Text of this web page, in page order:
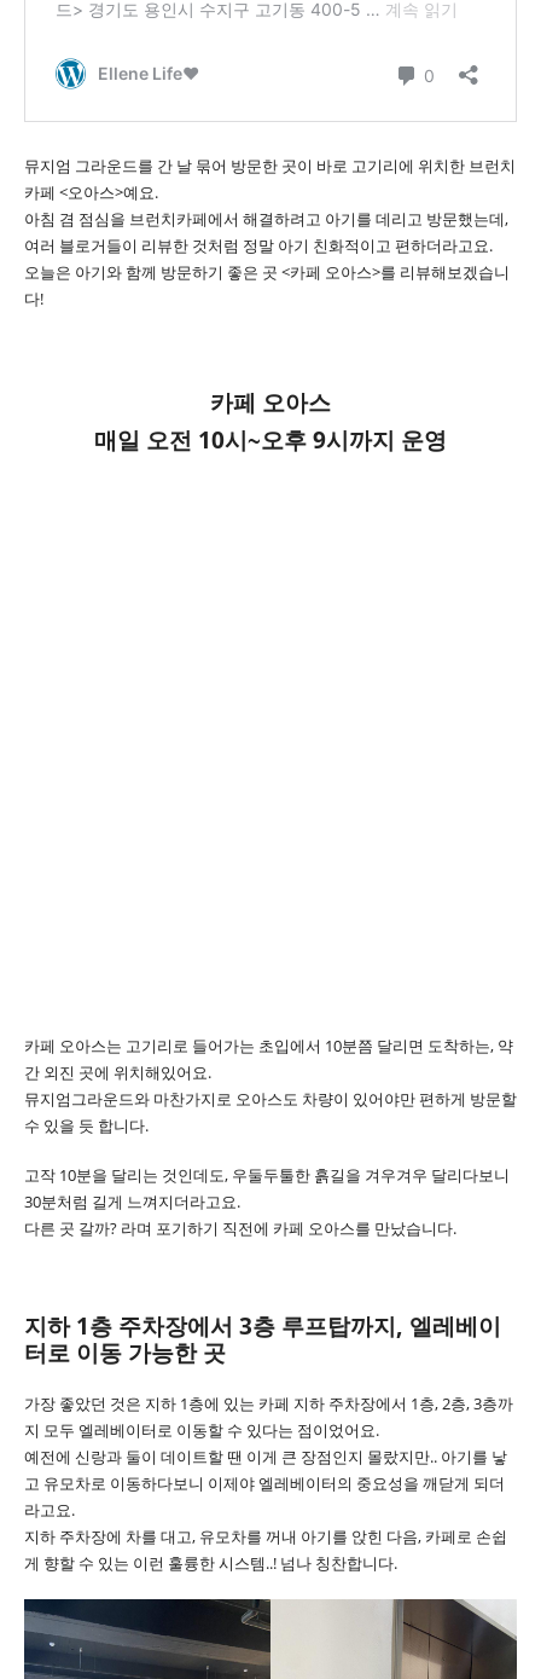
뮤지엄 그라운드를 간 날 묶어 방문한 곳이 바로 고기리에 위치한 브런치
카페 <오아스>예요.
아침 겸 점심을 브런치카페에서 해결하려고 아기를 데리고 방문했는데,
여러 블로거들이 리뷰한 것처럼 정말 아기 친화적이고 편하더라고요.
오늘은 아기와 함께 방문하기 좋은 곳 <카페 오아스>를 리뷰해보겠습니
다!
카페 오아스
매일 오전 10시~오후 9시까지 운영
카페 오아스는 고기리로 들어가는 초입에서 10분쯤 달리면 도착하는, 약
간 외진 곳에 위치해있어요.
뮤지엄그라운드와 마찬가지로 오아스도 차량이 있어야만 편하게 방문할
수 있을 듯 합니다.
고작 10분을 달리는 것인데도, 우둘두툴한 흙길을 겨우겨우 달리다보니
30분처럼 길게 느껴지더라고요.
다른 곳 갈까? 라며 포기하기 직전에 카페 오아스를 만났습니다.
지하 1층 주차장에서 3층 루프탑까지, 엘레베이
터로 이동 가능한 곳
가장 좋았던 것은 지하 1층에 있는 카페 지하 주차장에서 1층, 2층, 3층까
지 모두 엘레베이터로 이동할 수 있다는 점이었어요.
예전에 신랑과 둘이 데이트할 땐 이게 큰 장점인지 몰랐지만.. 아기를 낳
고 유모차로 이동하다보니 이제야 엘레베이터의 중요성을 깨닫게 되더
라고요.
지하 주차장에 차를 대고, 유모차를 꺼내 아기를 앉힌 다음, 카페로 손쉽
게 향할 수 있는 이런 훌륭한 시스템..! 넘나 칭찬합니다.